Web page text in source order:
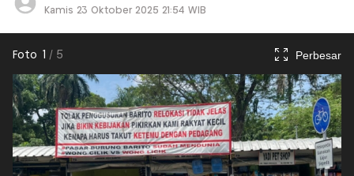
Kamis 23 Oktober 2025 21:54 WIB
Foto 1 / 5 Perbesar